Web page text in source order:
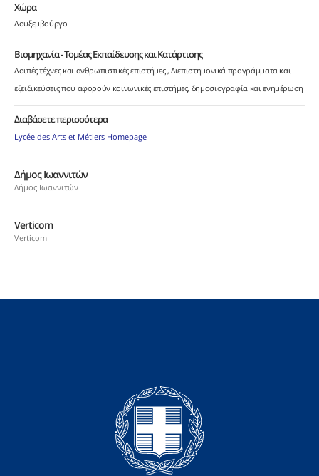
Χώρα
Λουξεμβούργο
Βιομηχανία - Τομέας Εκπαίδευσης και Κατάρτισης
Λοιπές τέχνες και ανθρωπιστικές επιστήμες Διεπιστημονικά προγράμματα και
εξειδικεύσεις που αφορούν κοινωνικές επιστήμες, δημοσιογραφία και ενημέρωση
Διαβάσετε περισσότερα
Lycée des Arts et Métiers Homepage
Δήμος Ιωαννιτών
Δήμος Ιωαννιτών
Verticom
Verticom